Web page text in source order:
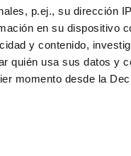
p.ej., su dirección
en su dispositivo
y contenido,
quién usa sus datos y
momento desde la